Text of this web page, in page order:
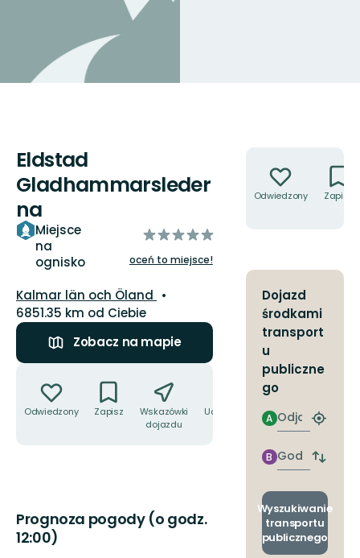
Eldstad
Gladhammarsleder
na
Miejsce
na
ognisko
z
gwiazdek
oceń to miejsce!
Województwo:
Kalmar län och Öland
6851.35 km od Ciebie
Zobacz na mapie
Odwiedzony Zapisz
Wskazówki
dojazdu
Udostępnij
Prognoza pogody (o godz.
12:00)
Odwiedzony Zapisz
Dojazd
środkami
transport
u
publiczne
go
Odjazd
A
Znajdź
Godzinie
przyjazdu
B
Zmiana
i
Wyszukiwanie
transportu
publicznego